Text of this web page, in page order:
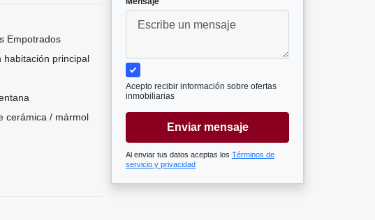
Empotrados
habitación principal
cerámica / mármol
Acepto recibir información sobre ofertas
inmobiliarias
Enviar mensaje
Al enviar tus datos aceptas los Términos de
servicio y privacidad